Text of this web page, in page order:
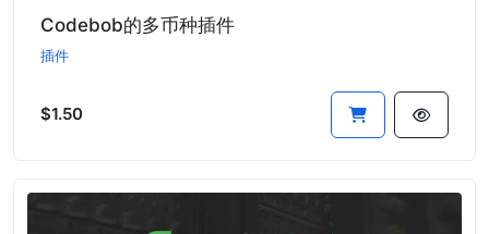
Codebob的多币种插件
插件
$1.50